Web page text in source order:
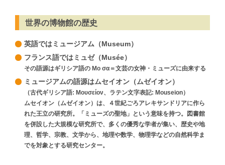
世界の博物館の歴史
英語ではミュージアム（Museum）
フランス語ではミュゼ（Musée）
その語源はギリシア語の Μο σα＝文芸の女神・ミューズに由来する
ミュージアムの語源はムセイオン（ムゼイオン）
（古代ギリシア語: Μουσείον、ラテン文字表記: Mouseion）
ムセイオン（ムゼイオン）は、４世紀ごろアレキサンドリアに作ら
れた王立の研究所。「ミューズの聖地」という意味を持つ。図書館
を併設した大規模な研究所で、多くの優秀な学者が集い、歴史や地
理、哲学、宗教、文学から、地理や数学、物理学などの自然科学ま
でを対象とする研究センター。